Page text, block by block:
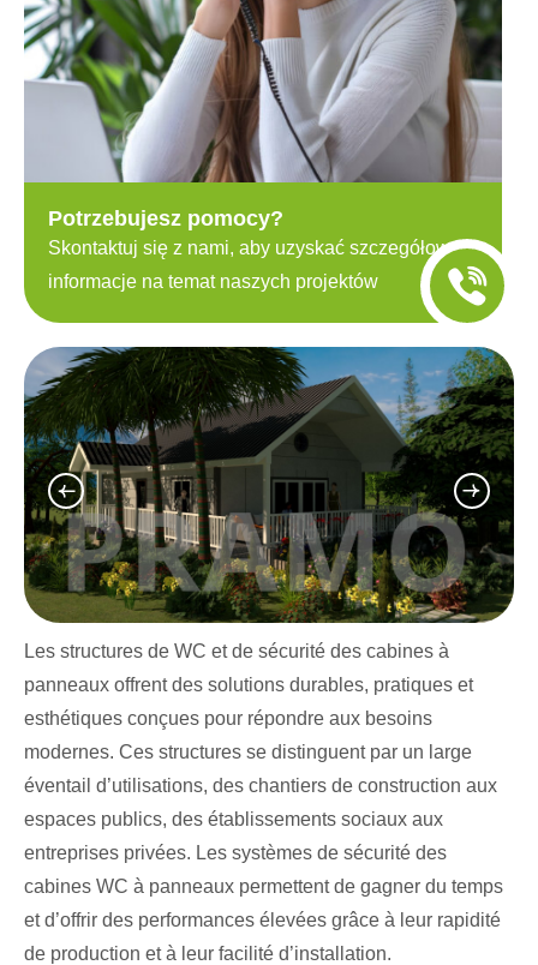
Potrzebujesz pomocy?
Skontaktuj się z nami, aby uzyskać szczegółowe
informacje na temat naszych projektów
Les structures de WC et de sécurité des cabines à
panneaux offrent des solutions durables, pratiques et
esthétiques conçues pour répondre aux besoins
modernes. Ces structures se distinguent par un large
éventail d’utilisations, des chantiers de construction aux
espaces publics, des établissements sociaux aux
entreprises privées. Les systèmes de sécurité des
cabines WC à panneaux permettent de gagner du temps
et d’offrir des performances élevées grâce à leur rapidité
de production et à leur facilité d’installation.